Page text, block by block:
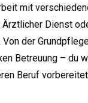
mit
Ärztlicher Dienst
Von der
Betreuung – du
Beruf